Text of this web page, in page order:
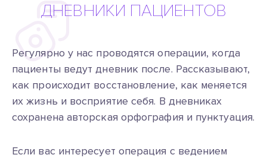
ДНЕВНИКИ ПАЦИЕНТОВ
Регулярно у нас проводятся операции, когда
пациенты ведут дневник после. Рассказывают,
как происходит восстановление, как меняется
их жизнь и восприятие себя. В дневниках
сохранена авторская орфография и пунктуация.
Если вас интересует операция с ведением